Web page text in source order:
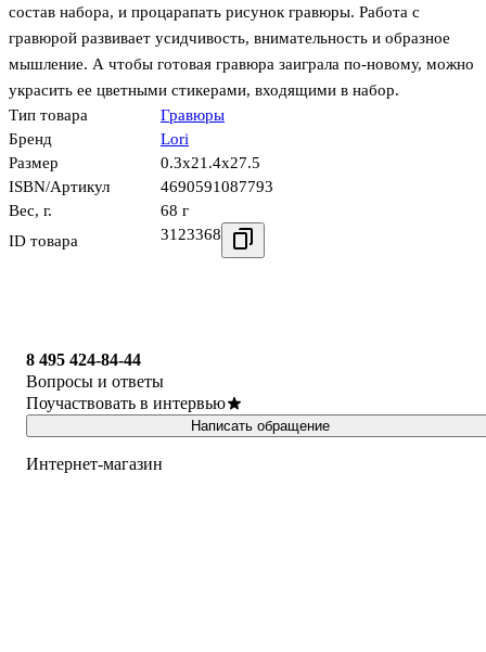
состав набора, и процарапать рисунок гравюры. Работа с
гравюрой развивает усидчивость, внимательность и образное
мышление. А чтобы готовая гравюра заиграла по-новому, можно
украсить ее цветными стикерами, входящими в набор.
Тип товара
Гравюры
Бренд
Lori
Размер
0.3x21.4x27.5
ISBN/Артикул
4690591087793
Вес, г.
68 г
ID товара
3123368
8 495 424-84-44
Вопросы и ответы
Поучаствовать в интервью
Написать обращение
Интернет-магазин